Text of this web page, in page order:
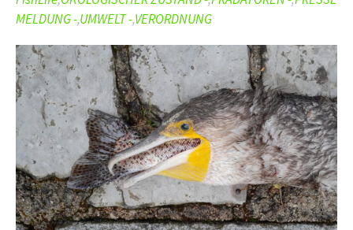
MELDUNG -,UMWELT -,VERORDNUNG